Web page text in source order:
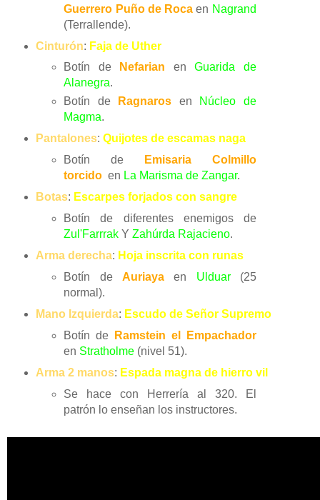
Guerrero Puño de Roca en Nagrand
(Terrallende).
Cinturón: Faja de Uther
Botín de
Nefarian enGuarida de
Alanegra.
Botín de
Ragnaros en Núcleo de
Magma.
Pantalones: Quijotes de escamas naga
Botín de
Emisaria Colmillo
torcido en La Marisma de Zangar.
Botas: Escarpes forjados con sangre
Botín de diferentes enemigos de
Zul'FarrrakYZahúrda Rajacieno.
Arma derecha: Hoja inscrita con runas
Botín de Auriayaen Ulduar(25
normal).
Mano Izquierda: Escudo de Señor Supremo
Botín de
Ramstein el Empachador
en Stratholme (nivel 51).
Arma 2 manos: Espada magna de hierro vil
Se hace con Herrería al 320. El
patrón lo enseñan los instructores.